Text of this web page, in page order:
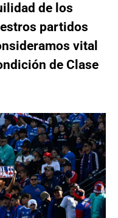
de los
partidos
vital
de Clase